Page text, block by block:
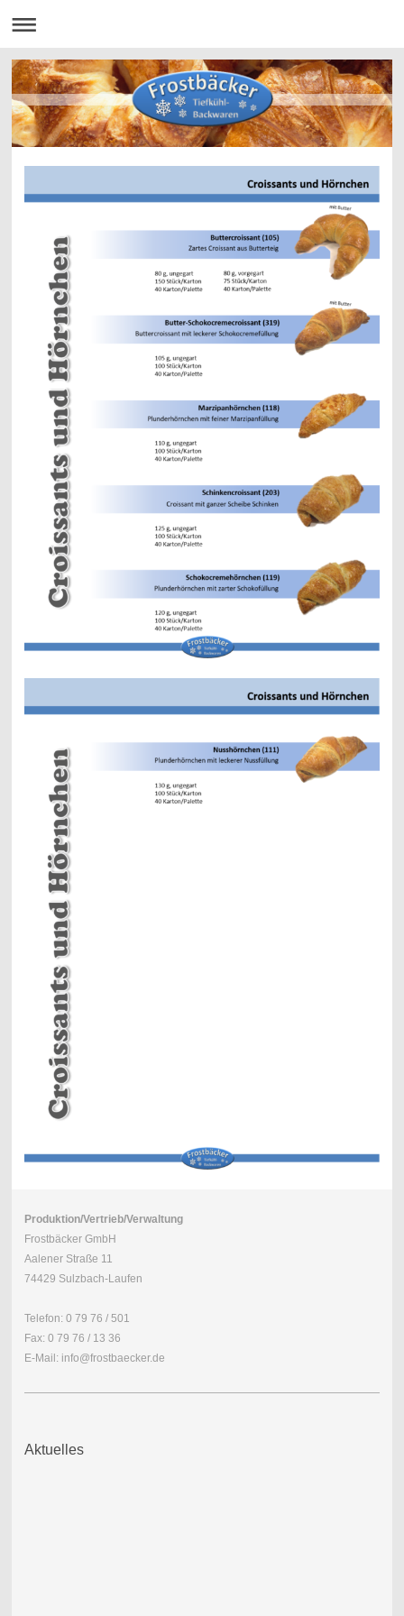
Produktion/Vertrieb/Verwaltung
Frostbäcker GmbH
Aalener Straße 11
74429 Sulzbach-Laufen
Telefon: 0 79 76 / 501
Fax: 0 79 76 / 13 36
E-Mail: info@frostbaecker.de
Aktuelles